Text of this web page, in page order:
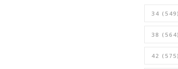
34 (549)
38 (564)
42 (575)